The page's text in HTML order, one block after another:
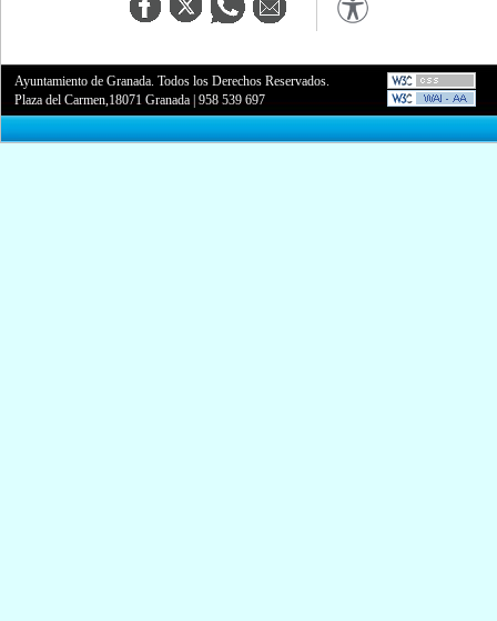
Ayuntamiento de Granada. Todos los Derechos Reservados.
Plaza del Carmen,18071 Granada |958 539 697